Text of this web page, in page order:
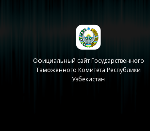
Официальный сайт Государственного
Таможенного Комитета Республики
Узбекистан